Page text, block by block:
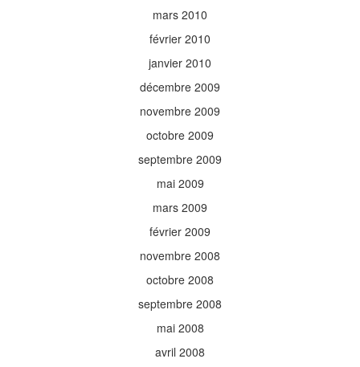
mars 2010
février 2010
janvier 2010
décembre 2009
novembre 2009
octobre 2009
septembre 2009
mai 2009
mars 2009
février 2009
novembre 2008
octobre 2008
septembre 2008
mai 2008
avril 2008